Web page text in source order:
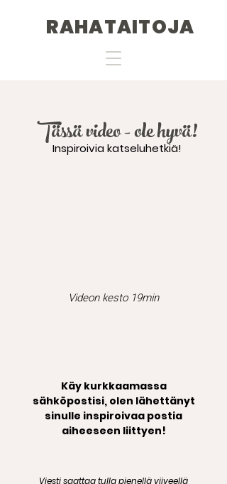
RAHATAITOJA
Tässä video - ole hyvä!
Inspiroivia katseluhetkiä!
Videon kesto 19min
Käy kurkkaamassa
sähköpostisi, olen lähettänyt
sinulle inspiroivaa postia
aiheeseen liittyen!
Viesti saattaa tulla pienellä viiveellä